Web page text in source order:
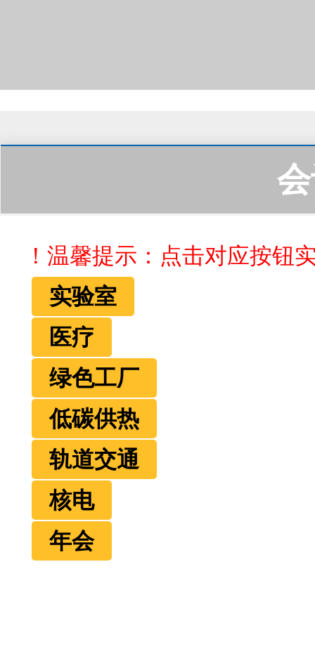
！温馨提示：点击对应按钮
实验室
医疗
绿色工厂
低碳供热
轨道交通
核电
年会